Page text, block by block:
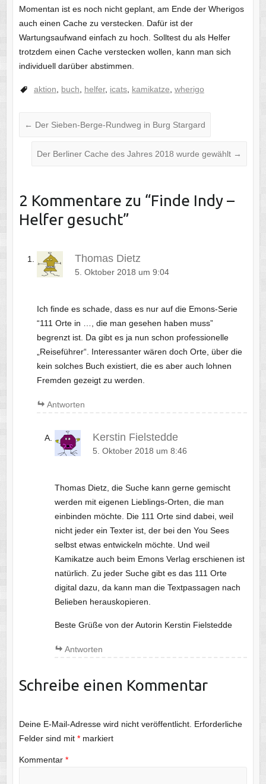
Momentan ist es noch nicht geplant, am Ende der Wherigos
auch einen Cache zu verstecken. Dafür ist der
Wartungsaufwand einfach zu hoch. Solltest du als Helfer
trotzdem einen Cache verstecken wollen, kann man sich
individuell darüber abstimmen.
aktion buch helfer, icats, kamikatze wherigo
← Der Sieben-Berge-Rundweg in Burg Stargard
Der Berliner Cache des Jahres 2018 wurde gewählt →
2 Kommentare zu “Finde Indy –
Helfer gesucht”
Thomas Dietz
5. Oktober 2018 um 9:04
Ich finde es schade, dass es nur auf die Emons-Serie
“111 Orte in …, die man gesehen haben muss”
begrenzt ist. Da gibt es ja nun schon professionelle
„Reiseführer“. Interessanter wären doch Orte, über die
kein solches Buch existiert, die es aber auch lohnen
Fremden gezeigt zu werden.
Antworten
Kerstin Fielstedde
5. Oktober 2018 um 8:46
Thomas Dietz, die Suche kann gerne gemischt
werden mit eigenen Lieblings-Orten, die man
einbinden möchte. Die 111 Orte sind dabei, weil
nicht jeder ein Texter ist, der bei den You Sees
selbst etwas entwickeln möchte. Und weil
Kamikatze auch beim Emons Verlag erschienen ist
natürlich. Zu jeder Suche gibt es das 111 Orte
digital dazu, da kann man die Textpassagen nach
Belieben herauskopieren.
Beste Grüße von der Autorin Kerstin Fielstedde
Antworten
Schreibe einen Kommentar
Deine E-Mail-Adresse wird nicht veröffentlicht. Erforderliche
Felder sind mit *markiert
Kommentar *